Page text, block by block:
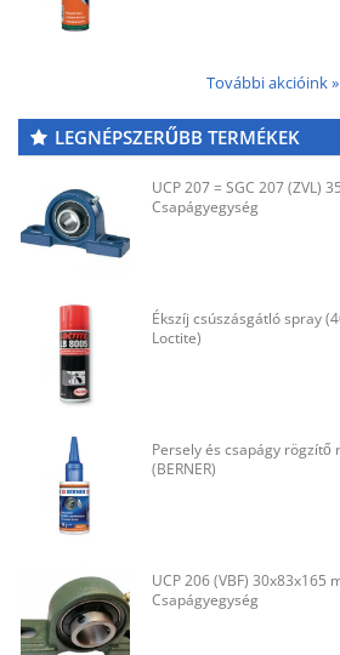
További akcióink »
LEGNÉPSZERŰBB TERMÉKEK
UCP 207 = SGC 207 (ZVL)
Csapágyegység
Ékszíj csúszásgátló spray
Loctite)
Persely és csapágy rögzítő
(BERNER)
UCP 206 (VBF) 30x83x165
Csapágyegység